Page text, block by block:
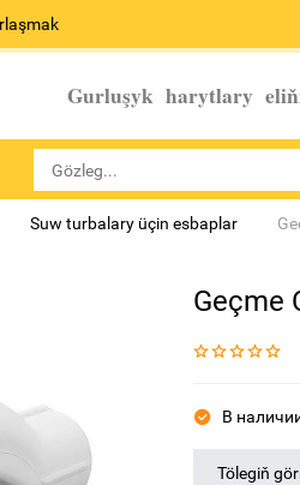
Gurluşyk harytlary
Suw turbalary üçin esbaplar
Geçme
В
Tölegiň